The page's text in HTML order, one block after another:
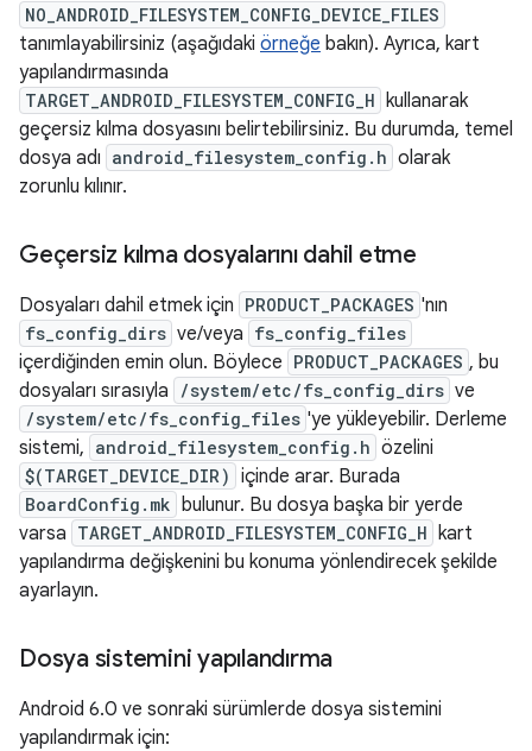
NO_ANDROID_FILESYSTEM_CONFIG_DEVICE_FILES
tanımlayabilirsiniz (aşağıdaki örneğe bakın). Ayrıca, kart
yapılandırmasında
TARGET_ANDROID_FILESYSTEM_CONFIG_H kullanarak
geçersiz kılma dosyasını belirtebilirsiniz. Bu durumda, temel
dosya adı android_filesystem_config.h olarak
zorunlu kılınır.
Geçersiz kılma dosyalarını dahil etme
Dosyaları dahil etmek için PRODUCT_PACKAGES 'nın
fs_config_dirs ve/veya fs_config_files
içerdiğinden emin olun. Böylece PRODUCT_PACKAGES , bu
dosyaları sırasıyla
/system/etc/fs_config_dirs ve
/system/etc/fs_config_files 'ye yükleyebilir. Derleme
sistemi, android_filesystem_config.h özelini
$(TARGET_DEVICE_DIR) içinde arar. Burada
BoardConfig.mk bulunur. Bu dosya başka bir yerde
varsa TARGET_ANDROID_FILESYSTEM_CONFIG_H kart
yapılandırma değişkenini bu konuma yönlendirecek şekilde
ayarlayın.
Dosya sistemini yapılandırma
Android 6.0 ve sonraki sürümlerde dosya sistemini
yapılandırmak için: